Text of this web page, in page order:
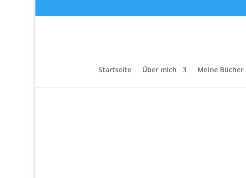
Startseite Über mich Meine Bücher